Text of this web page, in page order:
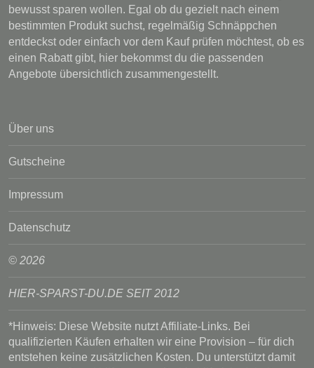
bewusst sparen wollen. Egal ob du gezielt nach einem
bestimmten Produkt suchst, regelmäßig Schnäppchen
entdeckst oder einfach vor dem Kauf prüfen möchtest, ob es
einen Rabatt gibt, hier bekommst du die passenden
Angebote übersichtlich zusammengestellt.
Über uns
Gutscheine
Impressum
Datenschutz
© 2026
HIER-SPARST-DU.DE SEIT 2012
*Hinweis: Diese Website nutzt Affiliate-Links. Bei
qualifizierten Käufen erhalten wir eine Provision – für dich
entstehen keine zusätzlichen Kosten. Du unterstützt damit